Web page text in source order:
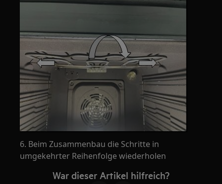
6. Beim Zusammenbau die Schritte in
umgekehrter Reihenfolge wiederholen
War dieser Artikel hilfreich?